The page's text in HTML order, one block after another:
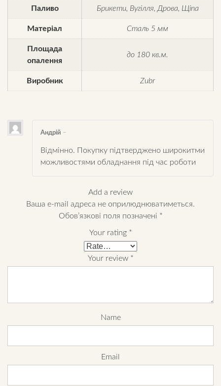
Паливо Брикети, Вугілля, Дрова, Щіпа
Матеріал Сталь 5 мм
Площада
опалення
до 180 кв.м.
Виробник Zubr
Андрій –
Відмінно. Покупку підтверджено широкитми
можливостями обладнання під час роботи
Add a review
Ваша e-mail адреса не оприлюднюватиметься.
Обов’язкові поля позначені *
Your rating *
Your review *
Name
Email